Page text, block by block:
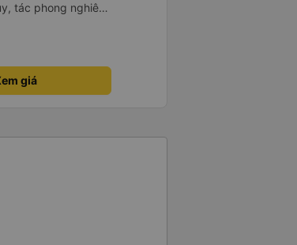
tác phong nghiêm
Xã hội loạn đạo.
giá